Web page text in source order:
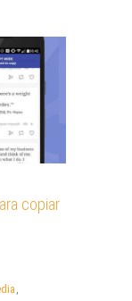
copiar
,